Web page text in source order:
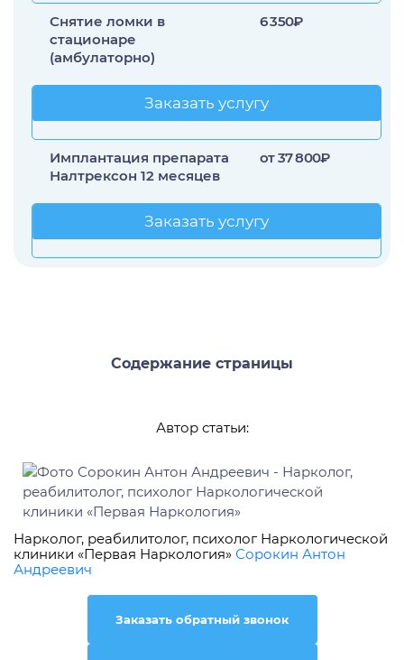
Снятие ломки в
стационаре
(амбулаторно)
6 350₽
Заказать услугу
Заказать услугу
Имплантация препарата
Налтрексон 12 месяцев
от 37 800₽
Заказать услугу
Заказать услугу
Содержание страницы
Автор статьи:
Нарколог, реабилитолог, психолог Наркологической
клиники «Первая Наркология» Сорокин Антон
Андреевич
Заказать обратный звонок